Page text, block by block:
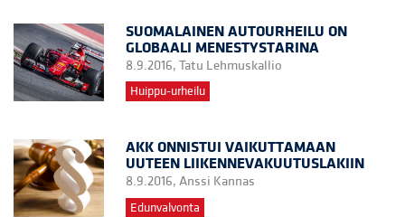
SUOMALAINEN AUTOURHEILU ON
GLOBAALI MENESTYSTARINA
8.9.2016, Tatu Lehmuskallio
Huippu-urheilu
AKK ONNISTUI VAIKUTTAMAAN
UUTEEN LIIKENNEVAKUUTUSLAKIIN
8.9.2016, Anssi Kannas
Edunvalvonta